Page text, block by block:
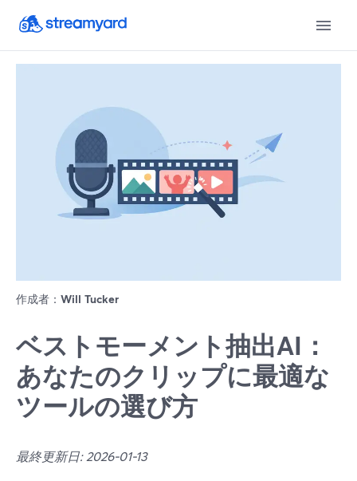
作成者： Will Tucker
ベストモーメント抽出AI：
あなたのクリップに最適な
ツールの選び方
最終更新日: 2026-01-13